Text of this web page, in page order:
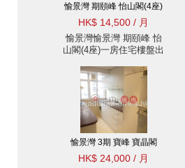
愉景灣 期頤峰 怡山閣(4座)
HK$ 14,500 / 月
愉景灣愉景灣 期頤峰 怡
山閣(4座)一房住宅樓盤出
愉景灣 3期 寶峰 寶晶閣
HK$ 24,000 / 月